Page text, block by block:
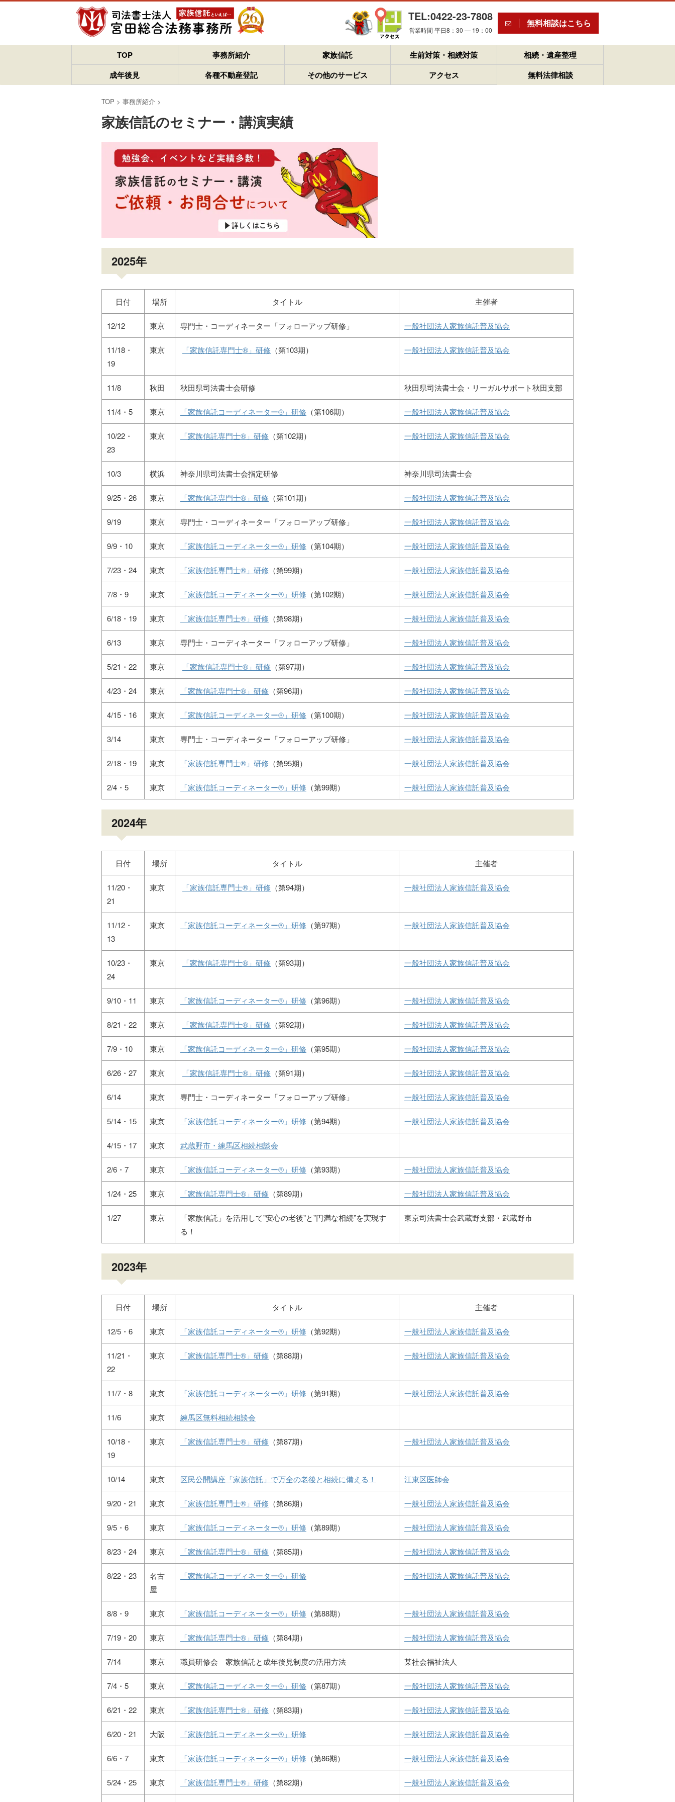
TEL:0422-23-7808
営業時間 平日8：30 ― 19：00
無料相談はこちら
TOP 事務所紹介 家族信託 生前対策・相続対策
相続・遺産整理
成年後見
各種不動産登記 その他のサービス アクセス 無料法律相談
TOP > 事務所紹介 >
家族信託のセミナー・講演実績
2025年
日付 場所 タイトル 主催者
12/12 東京 専門士・コーディネーター「フォローアップ研修」 一般社団法人家族信託普及協会
11/18・
19
東京 「家族信託専門士®」研修 （第103期） 一般社団法人家族信託普及協会
11/8 秋田 秋田県司法書士会研修 秋田県司法書士会・リーガルサポート秋田支部
11/4・5 東京 「家族信託コーディネーター®」研修 （第106期） 一般社団法人家族信託普及協会
10/22・
23
東京 「家族信託専門士®」研修 （第102期） 一般社団法人家族信託普及協会
10/3 横浜 神奈川県司法書士会指定研修 神奈川県司法書士会
9/25・26 東京 「家族信託専門士®」研修 （第101期） 一般社団法人家族信託普及協会
9/19 東京 専門士・コーディネーター「フォローアップ研修」 一般社団法人家族信託普及協会
9/9・10 東京 「家族信託コーディネーター®」研修 （第104期） 一般社団法人家族信託普及協会
7/23・24 東京 「家族信託専門士®」研修 （第99期） 一般社団法人家族信託普及協会
7/8・9 東京 「家族信託コーディネーター®」研修 （第102期） 一般社団法人家族信託普及協会
6/18・19 東京 「家族信託専門士®」研修 （第98期） 一般社団法人家族信託普及協会
6/13 東京 専門士・コーディネーター「フォローアップ研修」 一般社団法人家族信託普及協会
5/21・22 東京 「家族信託専門士®」研修 （第97期） 一般社団法人家族信託普及協会
4/23・24 東京 「家族信託専門士®」研修 （第96期） 一般社団法人家族信託普及協会
4/15・16 東京 「家族信託コーディネーター®」研修 （第100期） 一般社団法人家族信託普及協会
3/14 東京 専門士・コーディネーター「フォローアップ研修」 一般社団法人家族信託普及協会
2/18・19 東京 「家族信託専門士®」研修 （第95期） 一般社団法人家族信託普及協会
2/4・5 東京 「家族信託コーディネーター®」研修 （第99期） 一般社団法人家族信託普及協会
2024年
日付 場所 タイトル 主催者
11/20・
21
東京 「家族信託専門士®」研修 （第94期） 一般社団法人家族信託普及協会
11/12・
13
東京 「家族信託コーディネーター®」研修 （第97期） 一般社団法人家族信託普及協会
10/23・
24
東京 「家族信託専門士®」研修 （第93期） 一般社団法人家族信託普及協会
9/10・11 東京 「家族信託コーディネーター®」研修 （第96期） 一般社団法人家族信託普及協会
8/21・22 東京 「家族信託専門士®」研修 （第92期） 一般社団法人家族信託普及協会
7/9・10 東京 「家族信託コーディネーター®」研修 （第95期） 一般社団法人家族信託普及協会
6/26・27 東京 「家族信託専門士®」研修 （第91期） 一般社団法人家族信託普及協会
6/14 東京 専門士・コーディネーター「フォローアップ研修」 一般社団法人家族信託普及協会
5/14・15 東京 「家族信託コーディネーター®」研修 （第94期） 一般社団法人家族信託普及協会
4/15・17 東京 武蔵野市・練馬区相続相談会
2/6・7 東京 「家族信託コーディネーター®」研修 （第93期） 一般社団法人家族信託普及協会
1/24・25 東京 「家族信託専門士®」研修 （第89期） 一般社団法人家族信託普及協会
1/27 東京
「家族信託」を活用して”安心の老後”と”円満な相続”を実現す
る！
東京司法書士会武蔵野支部・武蔵野市
2023年
日付 場所 タイトル 主催者
12/5・6 東京 「家族信託コーディネーター®」研修 （第92期） 一般社団法人家族信託普及協会
11/21・
22
東京 「家族信託専門士®」研修 （第88期） 一般社団法人家族信託普及協会
11/7・8 東京 「家族信託コーディネーター®」研修 （第91期） 一般社団法人家族信託普及協会
11/6 東京 練馬区無料相続相談会
10/18・
19
東京 「家族信託専門士®」研修 （第87期） 一般社団法人家族信託普及協会
10/14 東京 区民公開講座「家族信託」で万全の老後と相続に備える！ 江東区医師会
9/20・21 東京 「家族信託専門士®」研修 （第86期） 一般社団法人家族信託普及協会
9/5・6 東京 「家族信託コーディネーター®」研修 （第89期） 一般社団法人家族信託普及協会
8/23・24 東京 「家族信託専門士®」研修 （第85期） 一般社団法人家族信託普及協会
8/22・23
名古
屋
「家族信託コーディネーター®」研修 一般社団法人家族信託普及協会
8/8・9 東京 「家族信託コーディネーター®」研修 （第88期） 一般社団法人家族信託普及協会
7/19・20 東京 「家族信託専門士®」研修 （第84期） 一般社団法人家族信託普及協会
7/14 東京 職員研修会 家族信託と成年後見制度の活用方法 某社会福祉法人
7/4・5 東京 「家族信託コーディネーター®」研修 （第87期） 一般社団法人家族信託普及協会
6/21・22 東京 「家族信託専門士®」研修 （第83期） 一般社団法人家族信託普及協会
6/20・21 大阪 「家族信託コーディネーター®」研修 一般社団法人家族信託普及協会
6/6・7 東京 「家族信託コーディネーター®」研修 （第86期） 一般社団法人家族信託普及協会
5/24・25 東京 「家族信託専門士®」研修 （第82期） 一般社団法人家族信託普及協会